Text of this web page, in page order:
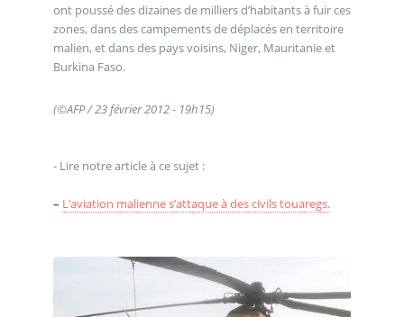
ont poussé des dizaines de milliers d’habitants à fuir ces
zones, dans des campements de déplacés en territoire
malien, et dans des pays voisins, Niger, Mauritanie et
Burkina Faso.
(©AFP / 23 février 2012 - 19h15)
- Lire notre article à ce sujet :
– L’aviation malienne s’attaque à des civils touaregs.